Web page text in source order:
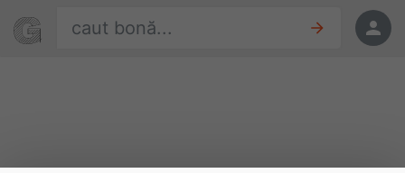
Găsește oferte
Oferte